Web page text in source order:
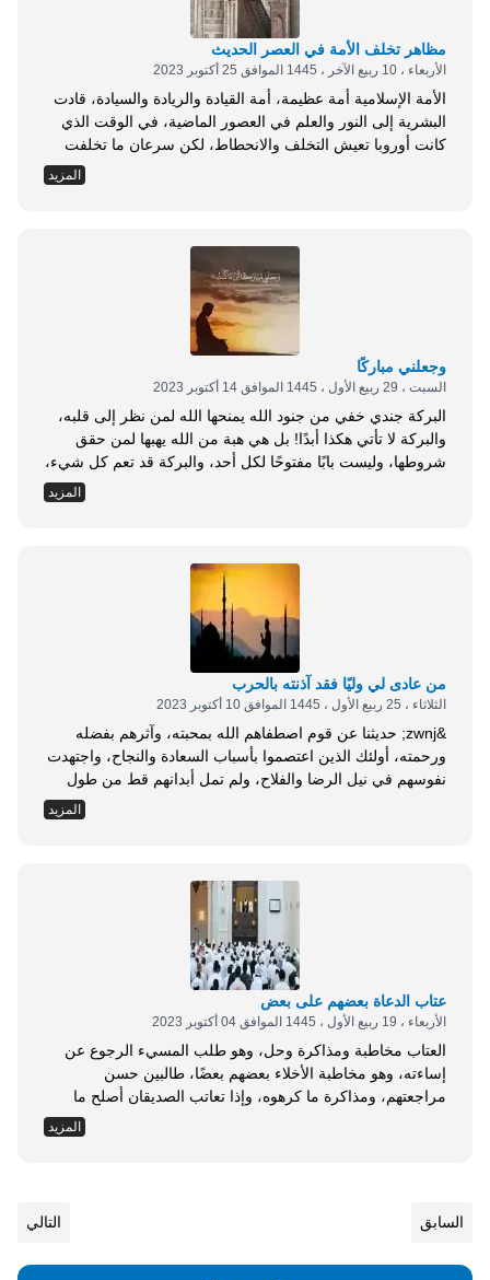
مظاهر تخلف الأمة في العصر الحديث
الأربعاء ، 10 ربيع الآخر ، 1445 الموافق 25 أكتوبر 2023
الأمة الإسلامية أمة عظيمة، أمة القيادة والريادة والسيادة، قادت
البشرية إلى النور والعلم في العصور الماضية، في الوقت الذي
كانت أوروبا تعيش التخلف والانحطاط، لكن سرعان ما تخلفت
أمتنا وانقلبت من قائدة وسائدة إلى متأخرة ومتخلفة بسبب
مشاكل تمكنت منها، وأزمات وقعت فيها، ومصائب حلت بها. نعم،
المزيد
وجعلني مباركًا
السبت ، 29 ربيع الأول ، 1445 الموافق 14 أكتوبر 2023
البركة جندي خفي من جنود الله يمنحها الله لمن نظر إلى قلبه،
والبركة لا تأتي هكذا أبدًا! بل هي هبة من الله يهبها لمن حقق
شروطها، وليست بابًا مفتوحًا لكل أحد، والبركة قد تعم كل شيء،
وتكون في المال والولد والوقت والعمل والإنتاج والزوجة والعلم
والدعوة والدار والعقل والجوارح، ولهذا كان من دعائه صلى الله
المزيد
من ‌عادى لي ‌وليًا فقد آذنته بالحرب
الثلاثاء ، 25 ربيع الأول ، 1445 الموافق 10 أكتوبر 2023
&zwnj; حديثنا عن قوم اصطفاهم الله بمحبته، وآثرهم بفضله
ورحمته، أولئك الذين اعتصموا بأسباب السعادة والنجاح، واجتهدت
نفوسهم في نيل الرضا والفلاح، ولم تمل أبدانهم قط من طول
العبادة، فأفاض الله عليهم من أنواره، وجعل لهم مكانة لم يجعلها
لغيرهم، وتولاهم بنصرته وتأييده، أولئك هم أولياء الله. إنهم قوم
المزيد
عتاب الدعاة بعضهم على بعض
الأربعاء ، 19 ربيع الأول ، 1445 الموافق 04 أكتوبر 2023
العتاب مخاطبة ومذاكرة وحل، وهو طلب المسيء الرجوع عن
إساءته، وهو مخاطبة الأخلاء بعضهم بعضًا، طالبين حسن
مراجعتهم، ومذاكرة ما كرهوه، وإذا تعاتب الصديقان أصلح ما
بينهم العتاب، وإنما يعاتب من ترجى عنده العتبى، أي: الرجوع عن
الذنب والإساءة. وما فتئ آحاد الناس في كل بيئة -ومنهم الدعاة
المزيد
السابق التالي